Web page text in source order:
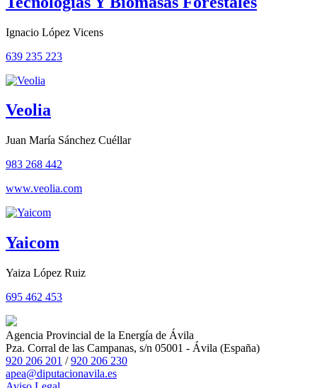
Ignacio López Vicens
639 235 223
Veolia
Juan María Sánchez Cuéllar
983 268 442
www.veolia.com
Yaicom
Yaiza López Ruiz
695 462 453
Agencia Provincial de la Energía de Ávila
Pza. Corral de las Campanas, s/n 05001 - Ávila (España)
920 206 201 /920 206 230
apea@diputacionavila.es